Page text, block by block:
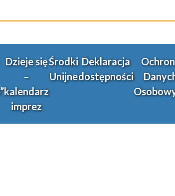
Dzieje się
–
kalendarz
imprez
Środki
Unijne
Deklaracja
dostępności